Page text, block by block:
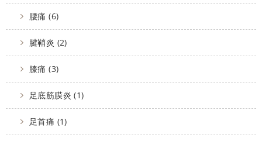
腰痛 (6)
腱鞘炎 (2)
膝痛 (3)
足底筋膜炎 (1)
足首痛 (1)